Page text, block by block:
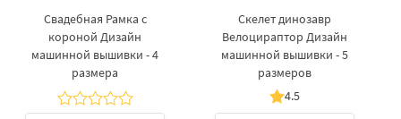
Свадебная Рамка с
короной Дизайн
машинной вышивки - 4
размера
Скелет динозавр
Велоцираптор Дизайн
машинной вышивки - 5
размеров
4.5